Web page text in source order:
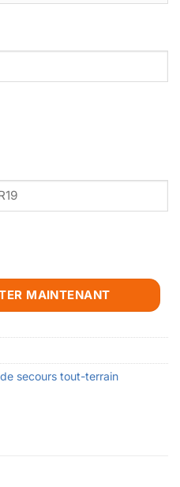
MAINTENANT
secours tout-terrain